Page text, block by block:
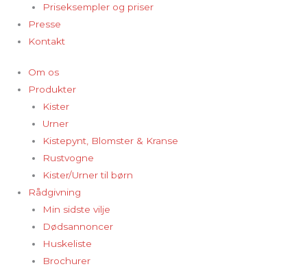
Priseksempler og priser
Presse
Kontakt
Om os
Produkter
Kister
Urner
Kistepynt, Blomster & Kranse
Rustvogne
Kister/Urner til børn
Rådgivning
Min sidste vilje
Dødsannoncer
Huskeliste
Brochurer